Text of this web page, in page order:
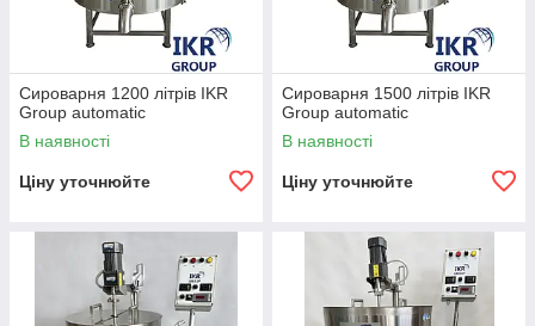
Сироварня 1200 літрів IKR
Group automatic
В наявності
Ціну уточнюйте
Сироварня 1500 літрів IKR
Group automatic
В наявності
Ціну уточнюйте